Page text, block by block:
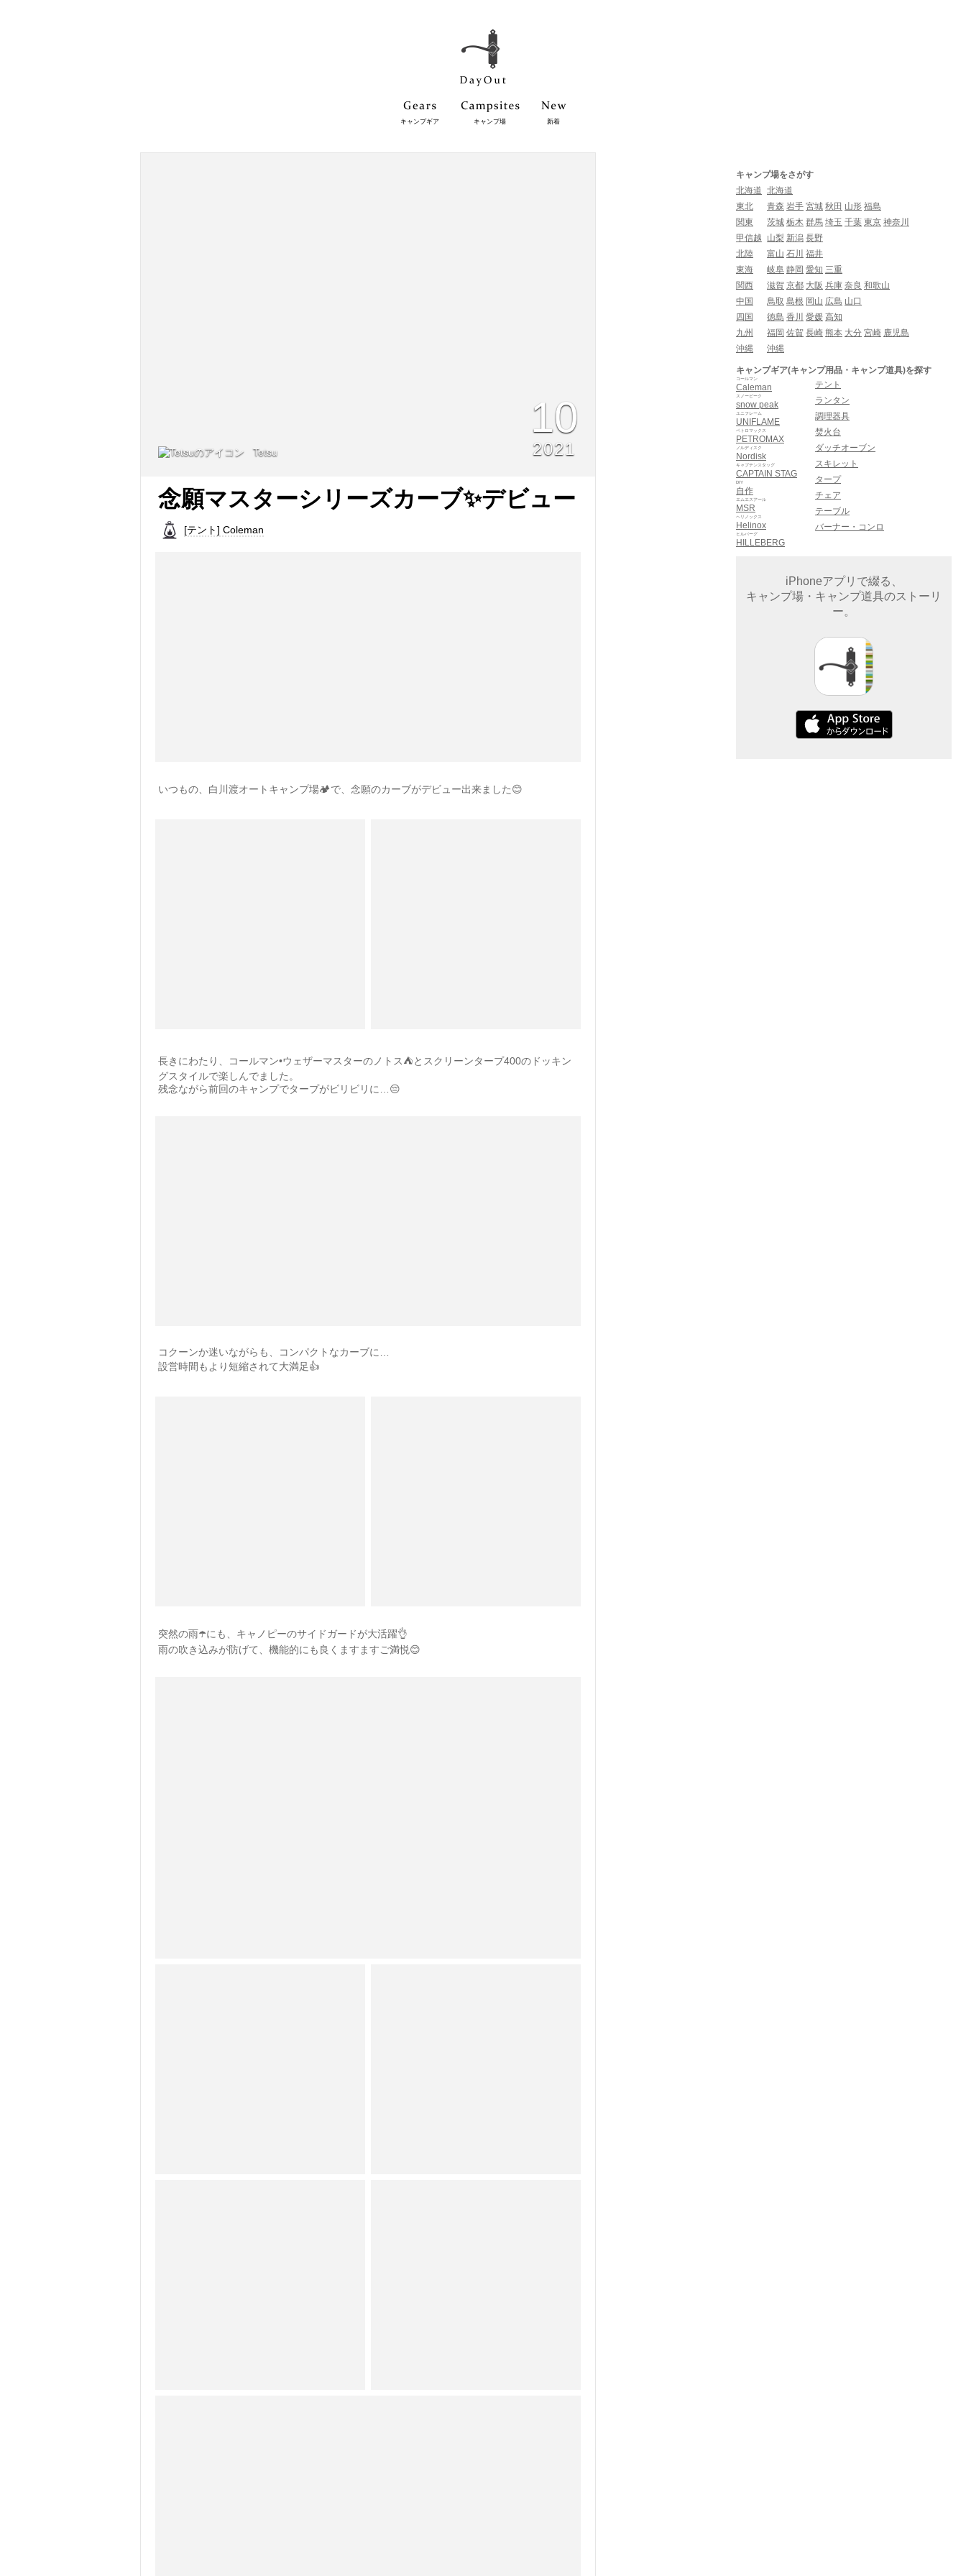
キャンプギア キャンプ場 新着
Tetsu
10
2021
念願マスターシリーズカーブ✨デビュー
[テント] Coleman
いつもの、白川渡オートキャンプ場🏕で、念願のカーブがデビュー出来ました😊
長きにわたり、コールマン•ウェザーマスターのノトス⛺️とスクリーンタープ400のドッキン
グスタイルで楽しんでました。
残念ながら前回のキャンプでタープがビリビリに…😔
コクーンか迷いながらも、コンパクトなカーブに…
設営時間もより短縮されて大満足👍
突然の雨☂️にも、キャノピーのサイドガードが大活躍👌
雨の吹き込みが防げて、機能的にも良くますますご満悦😊
キャンプ場をさがす
北海道 北海道
東北
青森 岩手 宮城 秋田 山形 福島
関東
茨城 栃木 群馬 埼玉 千葉 東京 神奈川
甲信越
山梨 新潟 長野
北陸
富山 石川 福井
東海
岐阜 静岡 愛知 三重
関西
滋賀 京都 大阪 兵庫 奈良 和歌山
中国
鳥取 島根 岡山 広島 山口
四国
徳島 香川 愛媛 高知
九州
福岡 佐賀 長崎 熊本 大分 宮崎 鹿児島
沖縄
沖縄
キャンプギア(キャンプ用品・キャンプ道具)を探す
Caleman
コールマン
snow peak
スノーピーク
UNIFLAME
ユニフレーム
PETROMAX
ペトロマックス
Nordisk
ノルディスク
CAPTAIN STAG
キャプテンスタッグ
自作
DIY
MSR
エムエスアール
Helinox
ヘリノックス
HILLEBERG
ヒルバーグ
テント
ランタン
調理器具
焚火台
ダッチオーブン
スキレット
タープ
チェア
テーブル
バーナー・コンロ
iPhoneアプリで綴る、
キャンプ場・キャンプ道具のストーリ
ー。